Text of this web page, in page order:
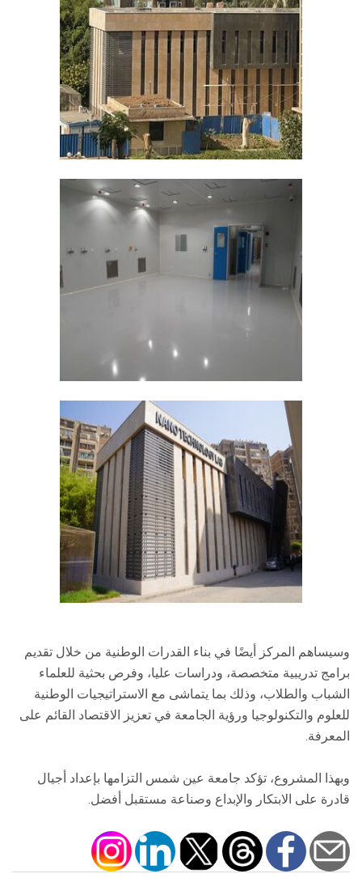
وسيساهم المركز أيضًا في بناء القدرات الوطنية من خلال تقديم
برامج تدريبية متخصصة، ودراسات عليا، وفرص بحثية للعلماء
الشباب والطلاب، وذلك بما يتماشى مع الاستراتيجيات الوطنية
للعلوم والتكنولوجيا ورؤية الجامعة في تعزيز الاقتصاد القائم على
المعرفة.
وبهذا المشروع، تؤكد جامعة عين شمس التزامها بإعداد أجيال
قادرة على الابتكار والإبداع وصناعة مستقبل أفضل.